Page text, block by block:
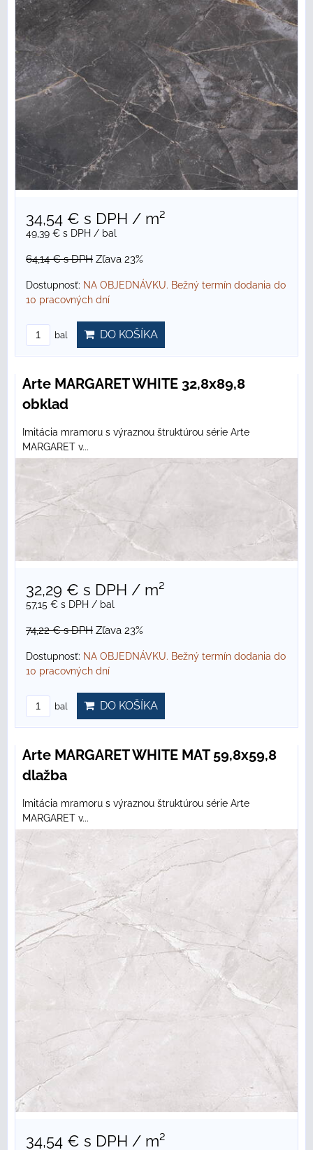
34,54 € s DPH / m²
49,39 € s DPH / bal
64,14 €s DPH Zľava 23%
Dostupnosť: NA OBJEDNÁVKU. Bežný termín dodania do
10 pracovných dní
bal DO KOŠÍKA
Arte MARGARET WHITE 32,8x89,8
obklad
Imitácia mramoru s výraznou štruktúrou série Arte
MARGARET v...
32,29 € s DPH / m²
57,15 € s DPH / bal
74,22 €s DPH Zľava 23%
Dostupnosť: NA OBJEDNÁVKU. Bežný termín dodania do
10 pracovných dní
bal DO KOŠÍKA
Arte MARGARET WHITE MAT 59,8x59,8
dlažba
Imitácia mramoru s výraznou štruktúrou série Arte
MARGARET v...
34,54 € s DPH / m²